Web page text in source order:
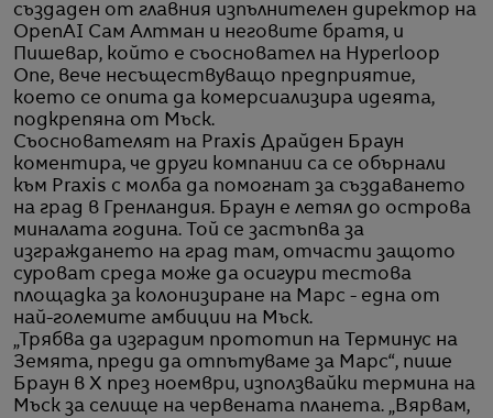
създаден от главния изпълнителен директор на
OpenAI Сам Алтман и неговите братя, и
Пишевар, който е съосновател на Hyperloop
One, вече несъществуващо предприятие,
което се опита да комерсиализира идеята,
подкрепяна от Мъск.
Съоснователят на Praxis Драйден Браун
коментира, че други компании са се обърнали
към Praxis с молба да помогнат за създаването
на град в Гренландия. Браун е летял до острова
миналата година. Той се застъпва за
изграждането на град там, отчасти защото
суроват среда може да осигури тестова
площадка за колонизиране на Марс - една от
най-големите амбиции на Мъск.
„Трябва да изградим прототип на Терминус на
Земята, преди да отпътуваме за Марс“, пише
Браун в X през ноември, използвайки термина на
Мъск за селище на червената планета. „Вярвам,